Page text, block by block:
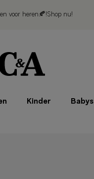
voor heren🍂!Shop nu!
Kinder Babys